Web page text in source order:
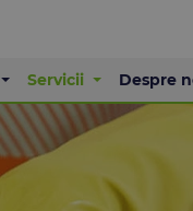
Servicii Despre